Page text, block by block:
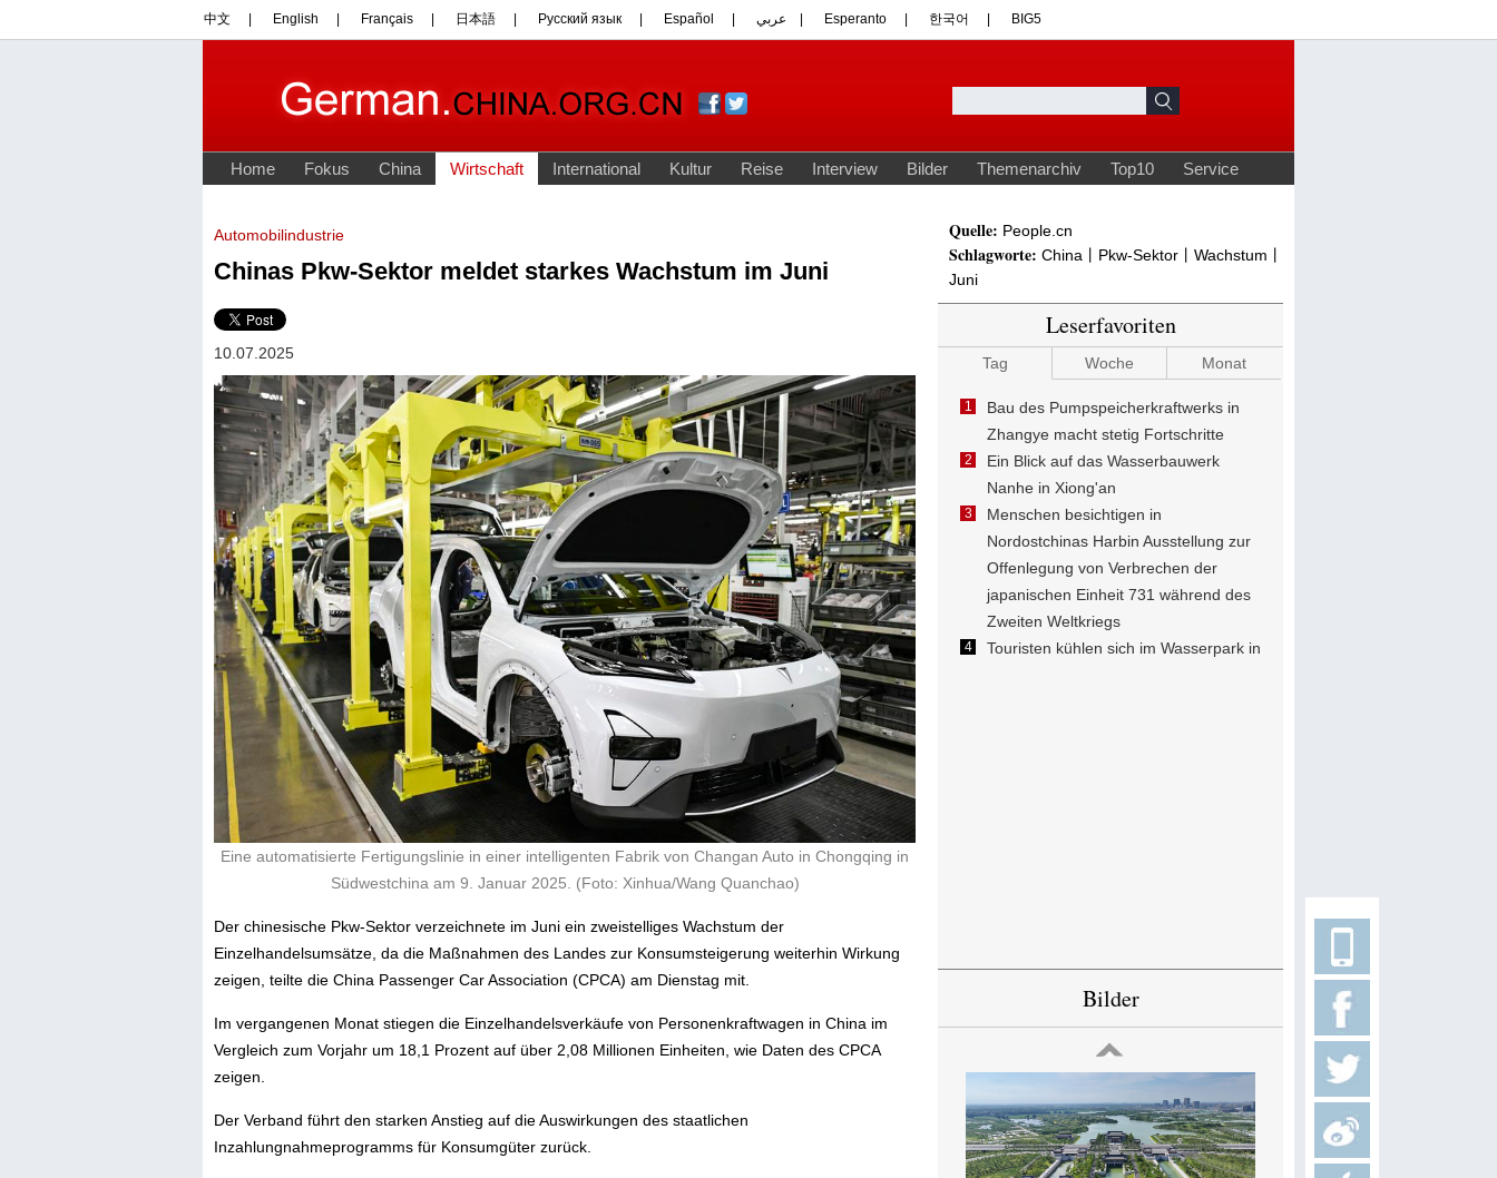
Automobilindustrie
Chinas Pkw-Sektor meldet starkes Wachstum im Juni
10.07.2025
Eine automatisierte Fertigungslinie in einer intelligenten Fabrik von Changan Auto in Chongqing in
Südwestchina am 9. Januar 2025. (Foto: Xinhua/Wang Quanchao)
Der chinesische Pkw-Sektor verzeichnete im Juni ein zweistelliges Wachstum der
Einzelhandelsumsätze, da die Maßnahmen des Landes zur Konsumsteigerung weiterhin Wirkung
zeigen, teilte die China Passenger Car Association (CPCA) am Dienstag mit.
Im vergangenen Monat stiegen die Einzelhandelsverkäufe von Personenkraftwagen in China im
Vergleich zum Vorjahr um 18,1 Prozent auf über 2,08 Millionen Einheiten, wie Daten des CPCA
zeigen.
Der Verband führt den starken Anstieg auf die Auswirkungen des staatlichen
Inzahlungnahmeprogramms für Konsumgüter zurück.
Quelle: People.cn
Schlagworte: China丨Pkw-Sektor丨Wachstum丨
Juni